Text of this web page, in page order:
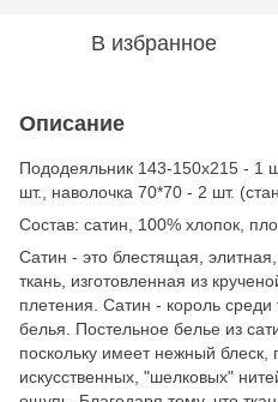
В избранное
Описание
Пододеяльник 143-150х215 - 1
шт., наволочка 70*70 - 2 шт.
Состав: сатин, 100% хлопок,
Сатин - это блестящая,
ткань, изготовленная из
плетения. Сатин - король среди
белья. Постельное белье из
поскольку имеет нежный блеск,
искусственных, "шелковых"